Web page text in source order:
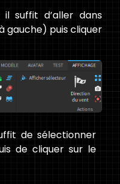
il suffit d’aller dans
gauche) puis cliquer
de sélectionner
de cliquer sur le